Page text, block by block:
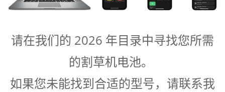
请在我们的 2026 年目录中寻找您所需
的割草机电池。
如果您未能找到合适的型号，请联系我